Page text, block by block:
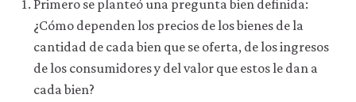
otro
obtener
información
Primero se planteó una pregunta bien definida:
¿Cómo dependen los precios de los bienes de la
cantidad de cada bien que se oferta, de los ingresos
de los consumidores y del valor que estos le dan a
cada bien?